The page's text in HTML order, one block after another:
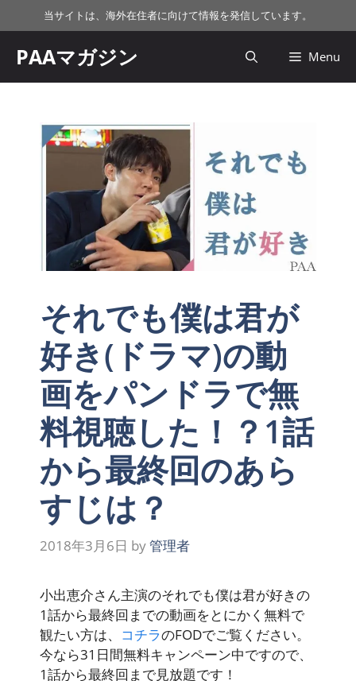
ン
ツ
当サイトは、海外在住者に向けて情報を発信しています。
PAAマガジン Menu
それでも僕は君が
好き(ドラマ)の動
画をパンドラで無
料視聴した！？1話
から最終回のあら
すじは？
2018年3月6日 by管理者
小出恵介さん主演のそれでも僕は君が好きの
1話から最終回までの動画をとにかく無料で
観たい方は、 コチラのFODでご覧ください。
今なら31日間無料キャンペーン中ですので、
1話から最終回まで見放題です！